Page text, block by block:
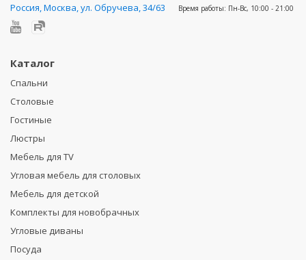
Россия,Москва, ул. Обручева, 34/63 Время работы: Пн-Вс, 10:00 - 21:00
Каталог
Спальни
Столовые
Гостиные
Люстры
Мебель для TV
Угловая мебель для столовых
Мебель для детской
Комплекты для новобрачных
Угловые диваны
Посуда